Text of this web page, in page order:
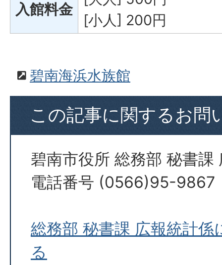
入館料金
[小人] 200円
碧南海浜水族館
この記事に関するお問
碧南市役所 総務部 秘書課
電話番号 (0566)95-9867
総務部 秘書課 広報統計係
る